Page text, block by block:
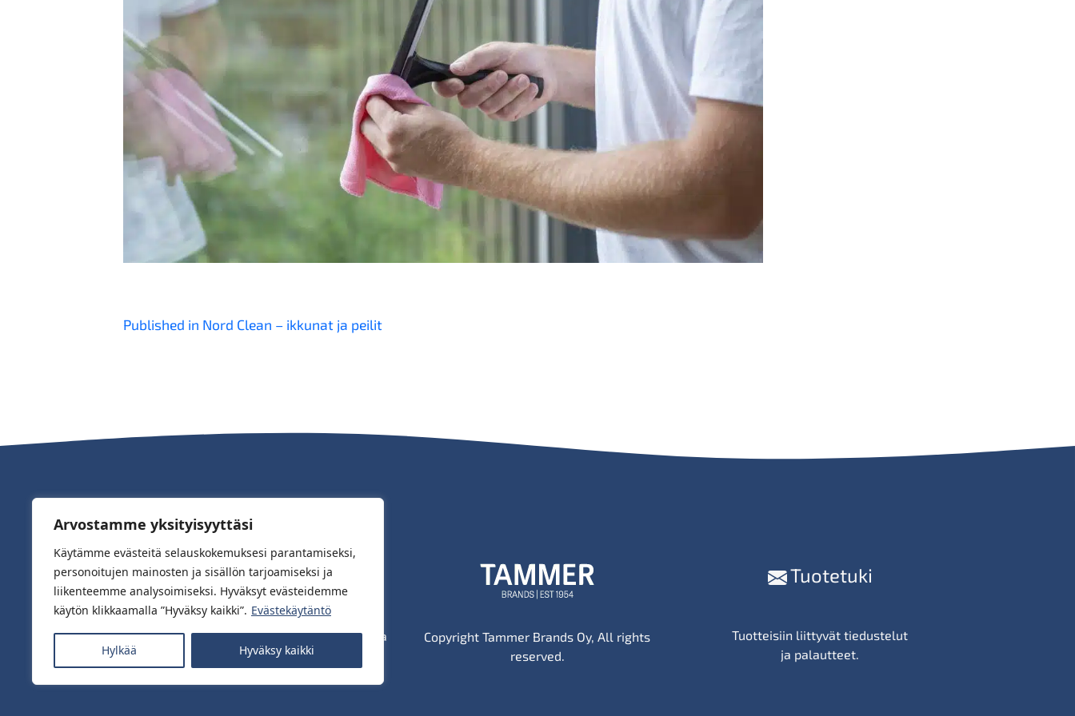
Arvostamme yksityisyyttäsi
Käytämme evästeitä selauskokemuksesi parantamiseksi,
personoitujen mainosten ja sisällön tarjoamiseksi ja
liikenteemme analysoimiseksi. Hyväksyt evästeidemme
käytön klikkaamalla ”Hyväksy kaikki”. Evästekäytäntö
Hylkää Hyväksy kaikki
Artikkelien
Published in Nord Clean – ikkunat ja peilit
Saatavilla hyvin varustetuista myymälöistä ja
verkkokaupoista.
Copyright Tammer Brands Oy, All rights
reserved.
Tuotetuki
Tuotteisiin liittyvät tiedustelut
ja palautteet.